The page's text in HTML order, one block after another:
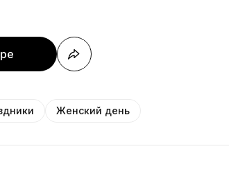
Женский день